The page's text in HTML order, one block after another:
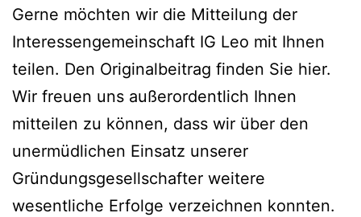
Gerne möchten wir die Mitteilung der
Interessengemeinschaft IG Leo mit Ihnen
teilen. Den Originalbeitrag finden Sie hier.
Wir freuen uns außerordentlich Ihnen
mitteilen zu können, dass wir über den
unermüdlichen Einsatz unserer
Gründungsgesellschafter weitere
wesentliche Erfolge verzeichnen konnten.